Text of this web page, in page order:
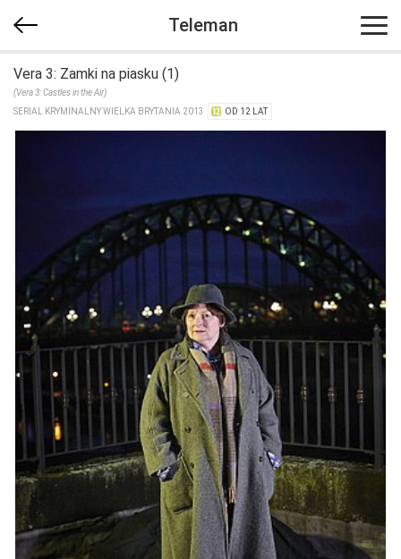
Teleman
Vera 3: Zamki na piasku (1)
(Vera 3: Castles in the Air)
SERIAL KRYMINALNY WIELKA BRYTANIA 2013
OD 12 LAT